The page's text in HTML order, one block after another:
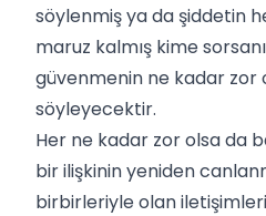
söylenmiş ya da şiddetin
maruz kalmış kime
güvenmenin ne kadar zor
söyleyecektir.
Her ne kadar zor olsa da
bir ilişkinin yeniden
birbirleriyle olan